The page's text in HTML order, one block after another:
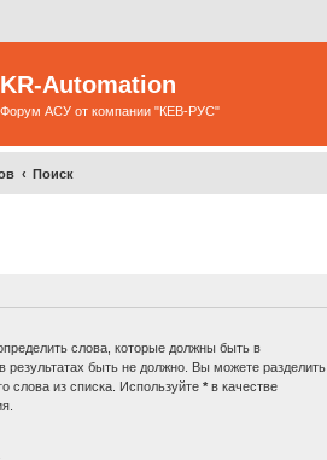
KR-Automation
Форум АСУ от компании "КЕВ-РУС"
Поиск
слова, которые должны быть в
результатах быть не должно. Вы можете разделить
слова из списка. Используйте * в качестве